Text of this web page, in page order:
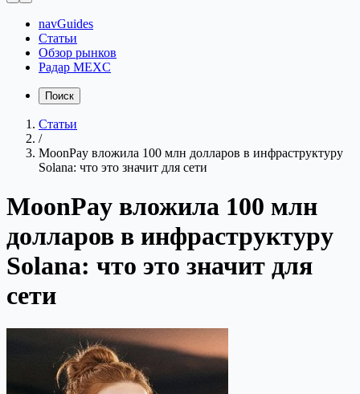
navGuides
Статьи
Обзор рынков
Радар MEXC
Поиск
Статьи
/
MoonPay вложила 100 млн долларов в инфраструктуру
Solana: что это значит для сети
MoonPay вложила 100 млн
долларов в инфраструктуру
Solana: что это значит для
сети